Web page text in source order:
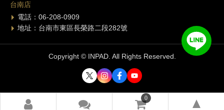
台南店
電話：06-208-0909
地址：台南市東區長榮路二段282號
Copyright © INPAD. All Rights Reserved.
0